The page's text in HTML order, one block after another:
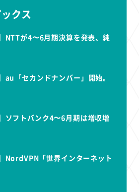
クス
NTTが4〜6月期決算を発表、純
au「セカンドナンバー」開始。
ソフトバンク4〜6月期は増収増
NordVPN「世界インターネット